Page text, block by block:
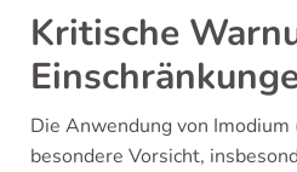
Kritische
Die Anwendung von
besondere Vorsicht,